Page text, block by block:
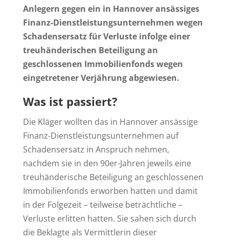
Anlegern gegen ein in Hannover ansässiges
Finanz-Dienstleistungsunternehmen wegen
Schadensersatz für Verluste infolge einer
treuhänderischen Beteiligung an
geschlossenen Immobilienfonds wegen
eingetretener Verjährung abgewiesen.
Was ist passiert?
Die Kläger wollten das in Hannover ansässige
Finanz-Dienstleistungsunternehmen auf
Schadensersatz in Anspruch nehmen,
nachdem sie in den 90er-Jahren jeweils eine
treuhänderische Beteiligung an geschlossenen
Immobilienfonds erworben hatten und damit
in der Folgezeit – teilweise beträchtliche –
Verluste erlitten hatten. Sie sahen sich durch
die Beklagte als Vermittlerin dieser